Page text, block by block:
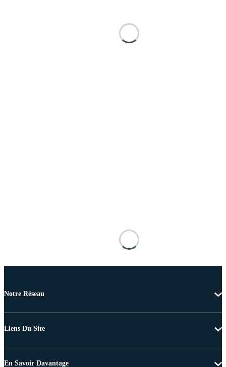
Notre Réseau
Liens Du Site
En Savoir Davantage